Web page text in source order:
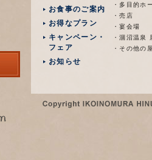
お食事のご案内
お得なプラン
キャンペーン・
フェア
お知らせ
・多目的ホ
・売店
・宴会場
・涸沼温泉
・その他の